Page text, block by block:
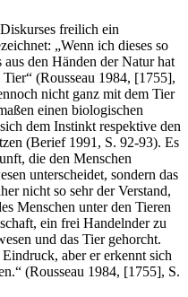
freilich ein
„Wenn ich dieses so
den Händen der Natur hat
(Rousseau 1984, [1755],
nicht ganz mit dem Tier
einen biologischen
dem Instinkt respektive den
(Berief 1991, S. 92-93). Es
die den Menschen
unterscheidet, sondern das
nicht so sehr der Verstand,
Menschen unter den Tieren
ein frei Handelnder zu
und das Tier gehorcht.
aber er erkennt sich
(Rousseau 1984, [1755], S.